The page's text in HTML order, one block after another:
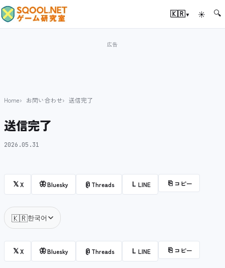
🇰🇷▾ ☀ 🔍
Home お問い合わせ 送信完了
送信完了
2026.05.31
𝕏X 🦋Bluesky @ Threads L LINE ⎘ コピー
🇰🇷한국어
𝕏X 🦋Bluesky @ Threads L LINE ⎘ コピー